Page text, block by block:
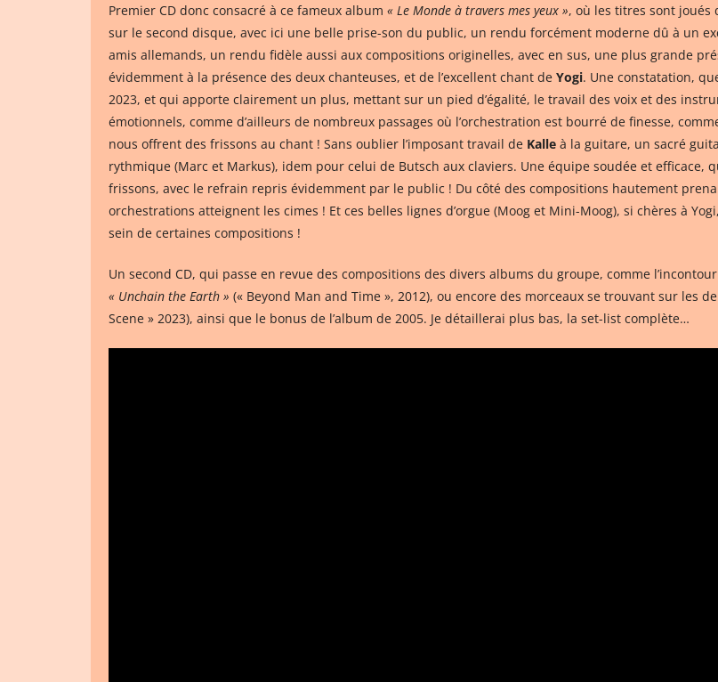
Premier CD donc consacré à ce fameux album « Le Monde à travers mes yeux », où les titres sont joués
sur le second disque, avec ici une belle prise-son du public, un rendu forcément moderne dû à un
amis allemands, un rendu fidèle aussi aux compositions originelles, avec en sus, une plus grande
évidemment à la présence des deux chanteuses, et de l’excellent chant de Yogi. Une constatation,
2023, et qui apporte clairement un plus, mettant sur un pied d’égalité, le travail des voix et des
émotionnels, comme d’ailleurs de nombreux passages où l’orchestration est bourré de finesse,
nous offrent des frissons au chant ! Sans oublier l’imposant travail de Kalle à la guitare, un sacré
rythmique (Marc et Markus), idem pour celui de Butsch aux claviers. Une équipe soudée et efficace,
frissons, avec le refrain repris évidemment par le public ! Du côté des compositions hautement
orchestrations atteignent les cimes ! Et ces belles lignes d’orgue (Moog et Mini-Moog), si chères à
sein de certaines compositions !
Un second CD, qui passe en revue des compositions des divers albums du groupe, comme
« Unchain the Earth » (« Beyond Man and Time », 2012), ou encore des morceaux se trouvant sur les
Scene » 2023), ainsi que le bonus de l’album de 2005. Je détaillerai plus bas, la set-list complète…